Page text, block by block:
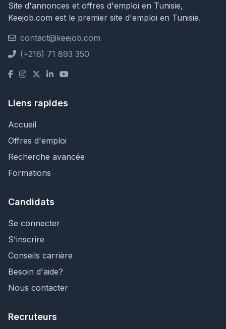
Site d'annonces et offres d'emploi en Tunisie,
Keejob.com est le premier site d'emploi en Tunisie.
contact@keejob.com
(+216) 71 893 350
Liens rapides
Accueil
Offres d'emploi
Recherche avancée
Formations
Candidats
Se connecter
S'inscrire
Conseils carrière
Besoin d'aide?
Nous contacter
Recruteurs